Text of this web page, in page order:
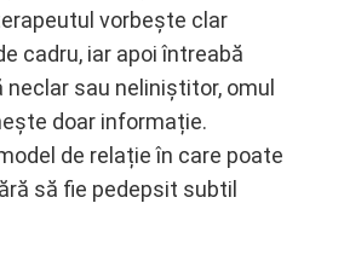
vorbește clar
cadru, iar apoi întreabă
neclar sau neliniștitor, omul
doar informație.
de relație în care poate
să fie pedepsit subtil